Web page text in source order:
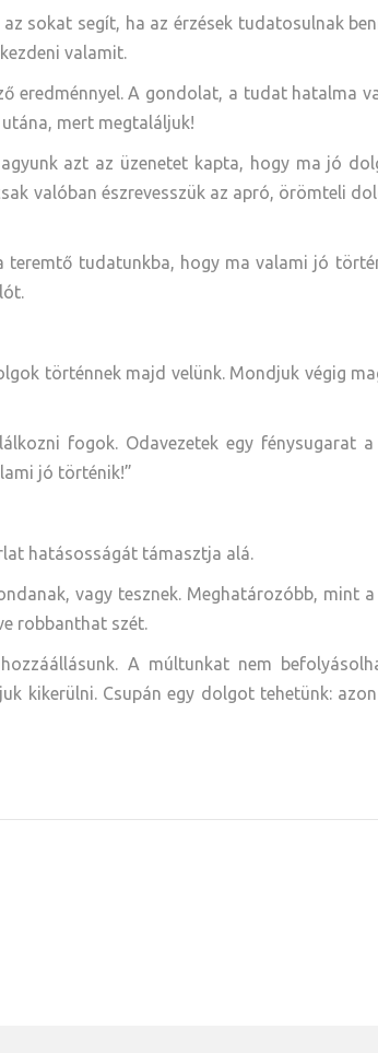
sokat segít, ha az érzések tudatosulnak
valamit.
eredménnyel. A gondolat, a tudat hatalma
mert megtaláljuk!
azt az üzenetet kapta, hogy ma jó
valóban észrevesszük az apró, örömteli
tudatunkba, hogy ma valami jó
történnek majd velünk. Mondjuk végig
fogok. Odavezetek egy fénysugarat
jó történik!”
hatásosságát támasztja alá.
vagy tesznek. Meghatározóbb, mint a
robbanthat szét.
A múltunkat nem
kikerülni. Csupán egy dolgot tehetünk: